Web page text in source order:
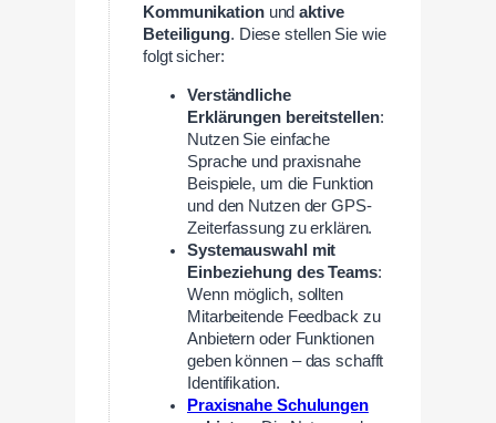
Kommunikation undaktive
Beteiligung. Diese stellen Sie wie
folgt sicher:
Verständliche
Erklärungen bereitstellen:
Nutzen Sie einfache
Sprache und praxisnahe
Beispiele, um die Funktion
und den Nutzen der GPS-
Zeiterfassung zu erklären.
Systemauswahl mit
Einbeziehung des Teams:
Wenn möglich, sollten
Mitarbeitende Feedback zu
Anbietern oder Funktionen
geben können – das schafft
Identifikation.
Praxisnahe Schulungen